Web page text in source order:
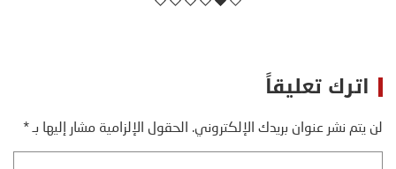
اترك تعليقاً
لن يتم نشر عنوان بريدك الإلكتروني. الحقول الإلزامية مشار إليها بـ*